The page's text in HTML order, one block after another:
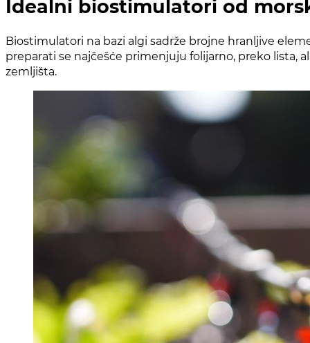
Idealni biostimulatori od
Biostimulatori na bazi algi sadrže brojne hranljive
preparati se najčešće primenjuju folijarno, preko
zemljišta.